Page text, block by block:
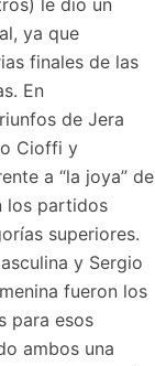
ya que
finales de las
En
de Jera
Cioffi y
a “la joya” de
los partidos
superiores.
y Sergio
fueron los
para esos
ambos una